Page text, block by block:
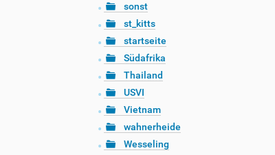
sonst
st_kitts
startseite
Südafrika
Thailand
USVI
Vietnam
wahnerheide
Wesseling